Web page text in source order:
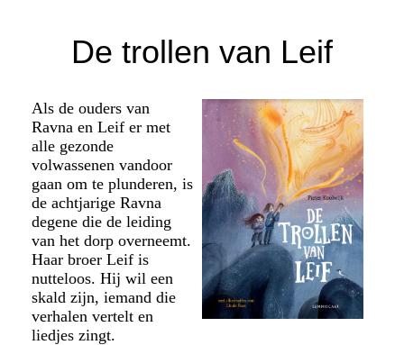
De trollen van Leif
Als de ouders van
Ravna en Leif er met
alle gezonde
volwassenen vandoor
gaan om te plunderen, is
de achtjarige Ravna
degene die de leiding
van het dorp overneemt.
Haar broer Leif is
nutteloos. Hij wil een
skald zijn, iemand die
verhalen vertelt en
liedjes zingt.